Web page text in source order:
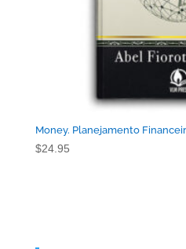
Money. Planejamento
$24.95